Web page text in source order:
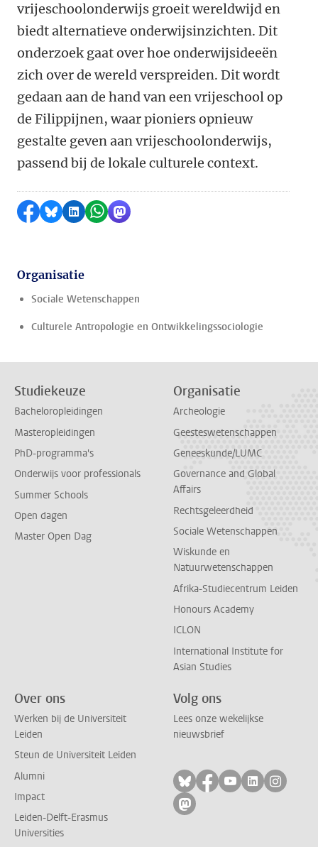
vrijeschoolonderwijs groeit wereldwijd en
biedt alternatieve onderwijsinzichten. Dit
onderzoek gaat over hoe onderwijsideeën
zich over de wereld verspreiden. Dit wordt
gedaan aan de hand van een vrijeschool op
de Filippijnen, waar pioniers opnieuw
gestalte geven aan vrijeschoolonderwijs,
passend bij de lokale culturele context.
Delen op Facebook
Delen via Bluesky
Delen op LinkedIn
Delen via WhatsApp
Delen via Mastodon
Organisatie
Sociale Wetenschappen
Culturele Antropologie en Ontwikkelingssociologie
Studiekeuze
Bacheloropleidingen
Masteropleidingen
PhD-programma's
Onderwijs voor professionals
Summer Schools
Open dagen
Master Open Dag
Organisatie
Archeologie
Geesteswetenschappen
Geneeskunde/LUMC
Governance and Global
Affairs
Rechtsgeleerdheid
Sociale Wetenschappen
Wiskunde en
Natuurwetenschappen
Afrika-Studiecentrum Leiden
Honours Academy
ICLON
International Institute for
Asian Studies
Over ons
Werken bij de Universiteit
Leiden
Steun de Universiteit Leiden
Alumni
Impact
Leiden-Delft-Erasmus
Universities
Volg ons
Lees onze wekelijkse
nieuwsbrief
Volg ons op bluesky
Volg ons op
Volg ons op
Volg ons
Volg
Volg ons op mastodon